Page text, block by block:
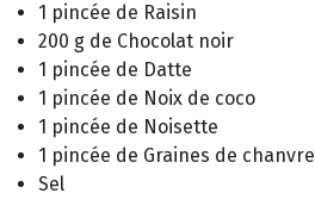
1 pincée de Raisin
200 g de Chocolat noir
1 pincée de Datte
1 pincée de Noix de coco
1 pincée de Noisette
1 pincée de Graines de chanvre
Sel